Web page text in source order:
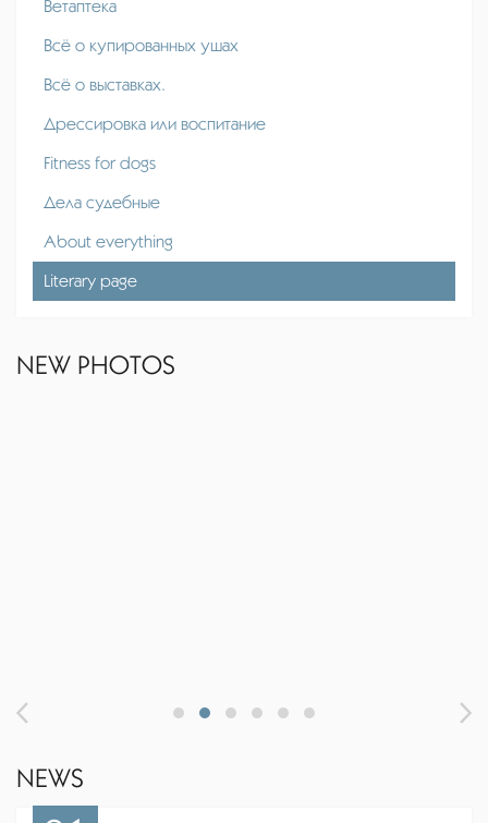
Ветаптека
Всё о купированных ушах
Всё о выставках.
Дрессировка или воспитание
Fitness for dogs
Дела судебные
About everything
Literary page
NEW PHOTOS
NEWS